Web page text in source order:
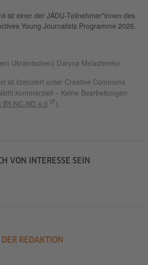
ist einer der JÁDU-Teilnehmer*innen des
Young Journalists Programme 2026.
Ukrainischen) Daryna Melashenko
ist lizenziert unter Creative Commons
kommerziell – Keine Bearbeitungen
BY-NC-ND 4.0 ).
VON INTERESSE SEIN
REDAKTION